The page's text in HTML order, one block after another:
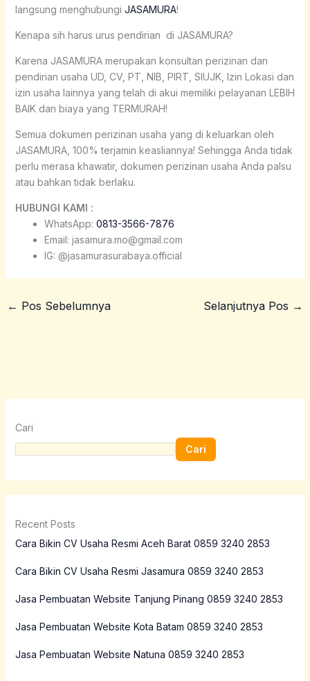
langsung menghubungi JASAMURA!
Kenapa sih harus urus pendirian di JASAMURA?
Karena JASAMURA merupakan konsultan perizinan dan
pendirian usaha UD, CV, PT, NIB, PIRT, SIUJK, Izin Lokasi dan
izin usaha lainnya yang telah di akui memiliki pelayanan LEBIH
BAIK dan biaya yang TERMURAH!
Semua dokumen perizinan usaha yang di keluarkan oleh
JASAMURA, 100% terjamin keasliannya! Sehingga Anda tidak
perlu merasa khawatir, dokumen perizinan usaha Anda palsu
atau bahkan tidak berlaku.
HUBUNGI KAMI :
WhatsApp: 0813-3566-7876
Email: jasamura.mo@gmail.com
IG: @jasamurasurabaya.official
← Pos Sebelumnya Selanjutnya Pos →
Cari
Cari
Recent Posts
Cara Bikin CV Usaha Resmi Aceh Barat 0859 3240 2853
Cara Bikin CV Usaha Resmi Jasamura 0859 3240 2853
Jasa Pembuatan Website Tanjung Pinang 0859 3240 2853
Jasa Pembuatan Website Kota Batam 0859 3240 2853
Jasa Pembuatan Website Natuna 0859 3240 2853